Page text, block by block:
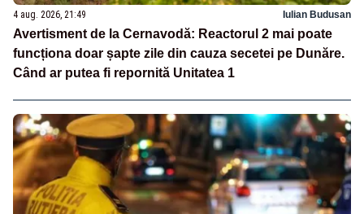
4 aug. 2026, 21:49 Iulian Budusan
Avertisment de la Cernavodă: Reactorul 2 mai poate
funcționa doar șapte zile din cauza secetei pe Dunăre.
Când ar putea fi repornită Unitatea 1